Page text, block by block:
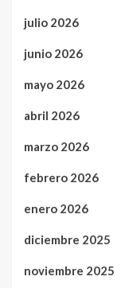
julio 2026
junio 2026
mayo 2026
abril 2026
marzo 2026
febrero 2026
enero 2026
diciembre 2025
noviembre 2025